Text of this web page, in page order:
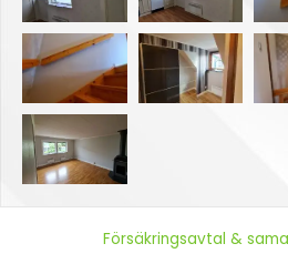
Försäkringsavtal &